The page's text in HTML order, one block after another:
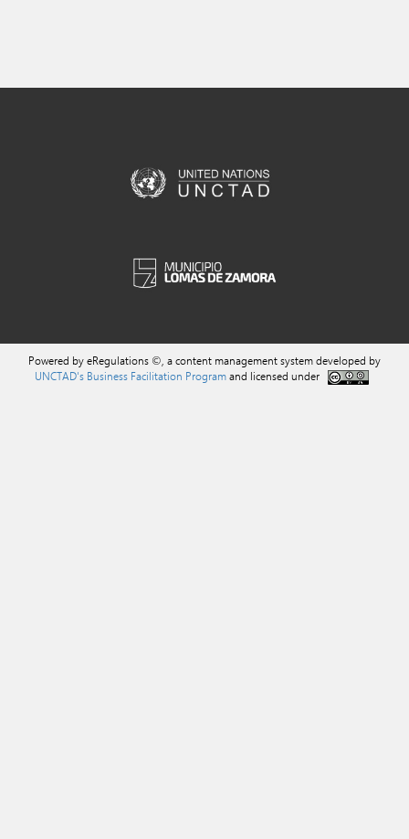
Powered by eRegulations ©, a content management system developed by
UNCTAD's Business Facilitation Programand licensed under